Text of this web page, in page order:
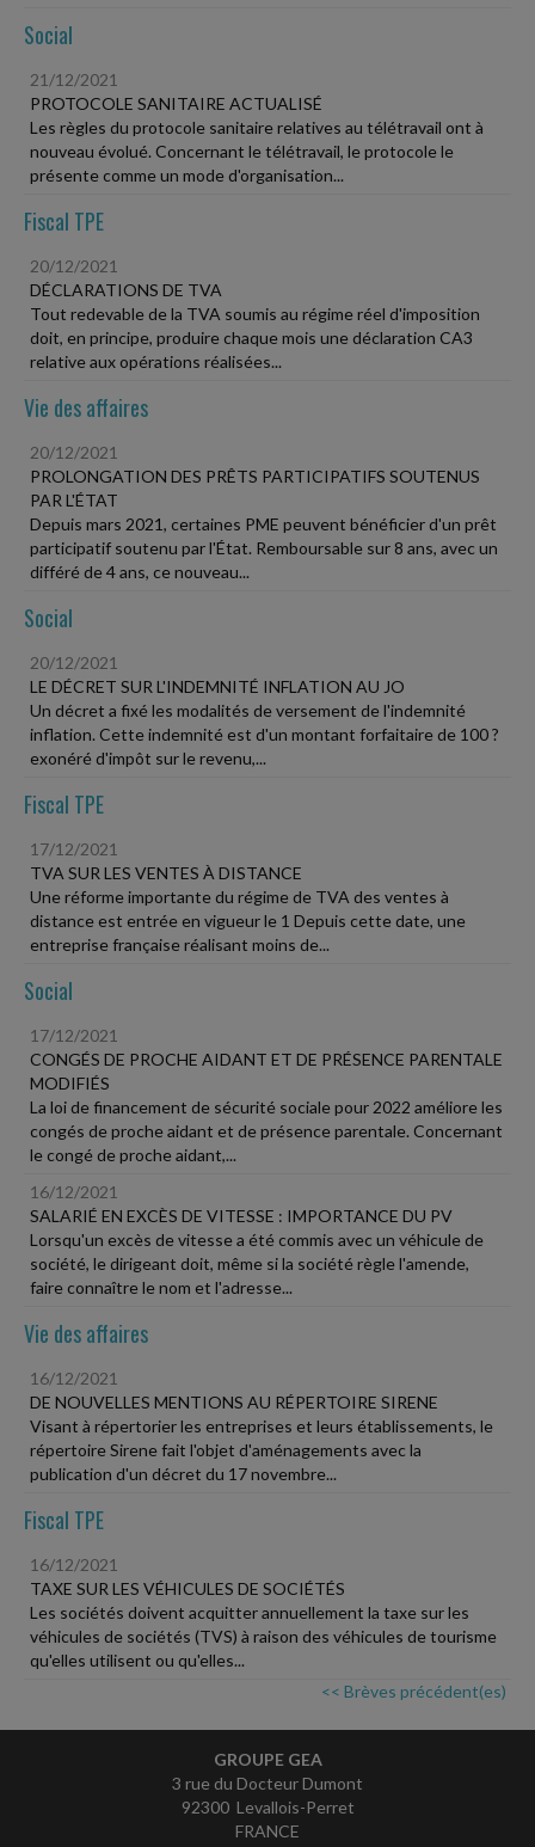
Social
21/12/2021
PROTOCOLE SANITAIRE ACTUALISÉ
Les règles du protocole sanitaire relatives au télétravail ont à
nouveau évolué. Concernant le télétravail, le protocole le
présente comme un mode d'organisation...
Fiscal TPE
20/12/2021
DÉCLARATIONS DE TVA
Tout redevable de la TVA soumis au régime réel d'imposition
doit, en principe, produire chaque mois une déclaration CA3
relative aux opérations réalisées...
Vie des affaires
20/12/2021
PROLONGATION DES PRÊTS PARTICIPATIFS SOUTENUS
PAR L'ÉTAT
Depuis mars 2021, certaines PME peuvent bénéficier d'un prêt
participatif soutenu par l'État. Remboursable sur 8 ans, avec un
différé de 4 ans, ce nouveau...
Social
20/12/2021
LE DÉCRET SUR L'INDEMNITÉ INFLATION AU JO
Un décret a fixé les modalités de versement de l'indemnité
inflation. Cette indemnité est d'un montant forfaitaire de 100 ?
exonéré d'impôt sur le revenu,...
Fiscal TPE
17/12/2021
TVA SUR LES VENTES À DISTANCE
Une réforme importante du régime de TVA des ventes à
distance est entrée en vigueur le 1 Depuis cette date, une
entreprise française réalisant moins de...
Social
17/12/2021
CONGÉS DE PROCHE AIDANT ET DE PRÉSENCE PARENTALE
MODIFIÉS
La loi de financement de sécurité sociale pour 2022 améliore les
congés de proche aidant et de présence parentale. Concernant
le congé de proche aidant,...
16/12/2021
SALARIÉ EN EXCÈS DE VITESSE : IMPORTANCE DU PV
Lorsqu'un excès de vitesse a été commis avec un véhicule de
société, le dirigeant doit, même si la société règle l'amende,
faire connaître le nom et l'adresse...
Vie des affaires
16/12/2021
DE NOUVELLES MENTIONS AU RÉPERTOIRE SIRENE
Visant à répertorier les entreprises et leurs établissements, le
répertoire Sirene fait l'objet d'aménagements avec la
publication d'un décret du 17 novembre...
Fiscal TPE
16/12/2021
TAXE SUR LES VÉHICULES DE SOCIÉTÉS
Les sociétés doivent acquitter annuellement la taxe sur les
véhicules de sociétés (TVS) à raison des véhicules de tourisme
qu'elles utilisent ou qu'elles...
<< Brèves précédent(es)
GROUPE GEA
3 rue du Docteur Dumont
92300 Levallois-Perret
FRANCE